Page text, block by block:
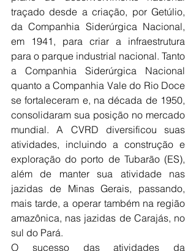
traçado desde a criação, por Getúlio,
da Companhia Siderúrgica Nacional,
em 1941, para criar a infraestrutura
para o parque industrial nacional. Tanto
a Companhia Siderúrgica Nacional
quanto a Companhia Vale do Rio Doce
se fortaleceram e, na década de 1950,
consolidaram sua posição no mercado
mundial. A CVRD diversificou suas
atividades, incluindo a construção e
exploração do porto de Tubarão (ES),
além de manter sua atividade nas
jazidas de Minas Gerais, passando,
mais tarde, a operar também na região
amazônica, nas jazidas de Carajás, no
sul do Pará.
O sucesso das atividades da